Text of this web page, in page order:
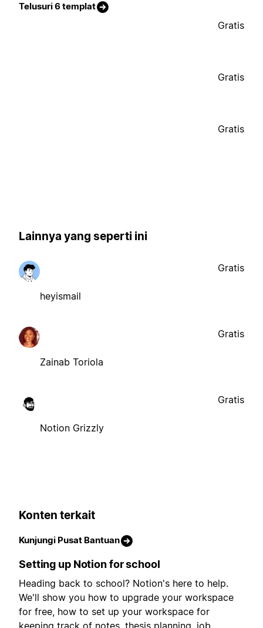
Telusuri 6 templat
Gratis
Gratis
Gratis
Lainnya yang seperti ini
heyismail
Gratis
Zainab Toriola
Gratis
Notion Grizzly
Gratis
Konten terkait
Kunjungi Pusat Bantuan
Setting up Notion for school
Heading back to school? Notion's here to help.
We'll show you how to upgrade your workspace
for free, how to set up your workspace for